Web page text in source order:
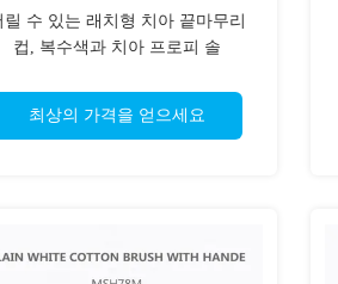
릴 수 있는 래치형 치아 끝마무리
컵, 복수색과 치아 프로피 솔
최상의 가격을 얻으세요